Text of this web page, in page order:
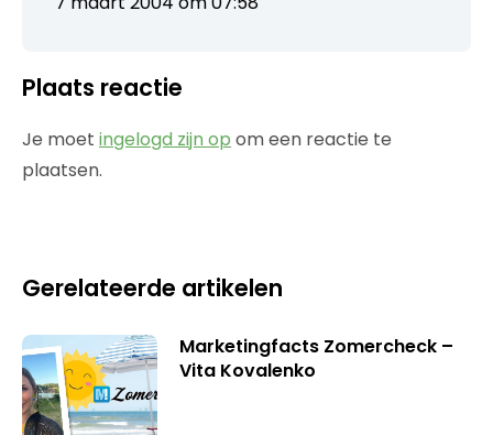
Plaats reactie
Je moet ingelogd zijn op om een reactie te
plaatsen.
Gerelateerde artikelen
Marketingfacts Zomercheck –
Vita Kovalenko